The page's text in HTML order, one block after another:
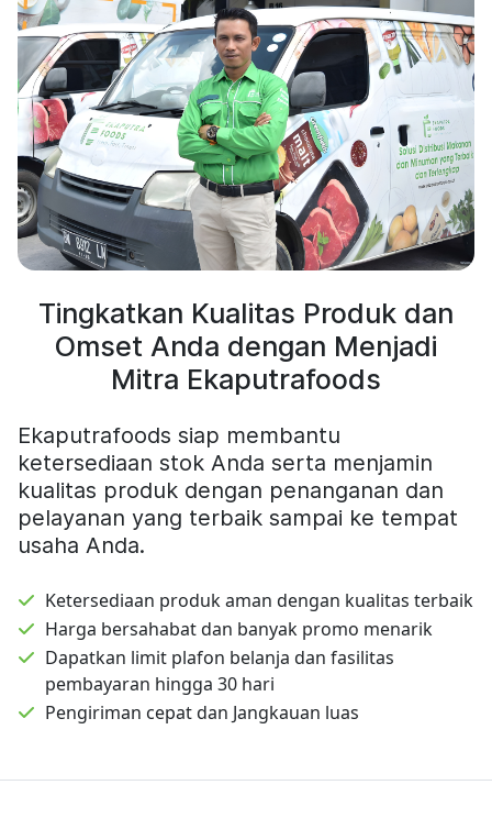
Tingkatkan Kualitas Produk dan
Omset Anda dengan Menjadi
Mitra Ekaputrafoods
Ekaputrafoods siap membantu
ketersediaan stok Anda serta menjamin
kualitas produk dengan penanganan dan
pelayanan yang terbaik sampai ke tempat
usaha Anda.
Ketersediaan produk aman dengan kualitas terbaik
Harga bersahabat dan banyak promo menarik
Dapatkan limit plafon belanja dan fasilitas
pembayaran hingga 30 hari
Pengiriman cepat dan Jangkauan luas